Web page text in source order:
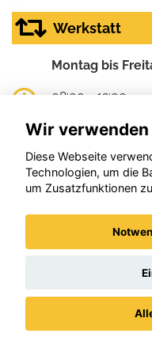
Werkstatt
Montag bis
08:00 - 12:00
Tankstelle
Montag bis
Samstag
Wir
Diese Webseite
Technologien, um die
um Zusatzfunktionen